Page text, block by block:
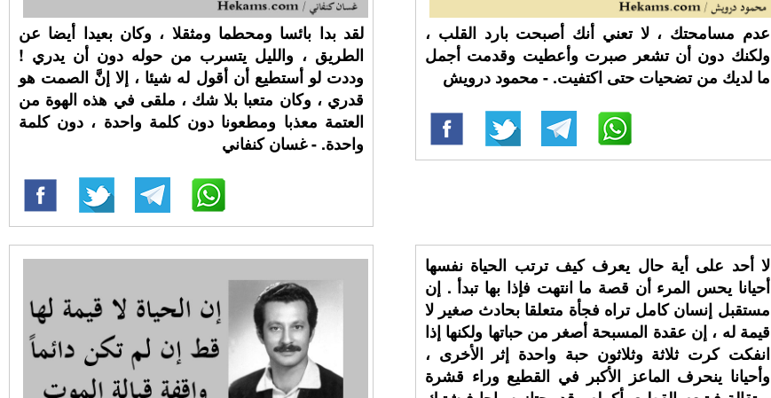
لقد بدا بائسا ومحطما ومثقلا ، وكان بعيدا أيضا عن
الطريق ، والليل يتسرب من حوله دون أن يدري !
وددت لو أستطيع أن أقول له شيئا ، إلا إنَّ الصمت هو
قدري ، وكان متعبا بلا شك ، ملقى في هذه الهوة من
العتمة معذبا ومطعونا دون كلمة واحدة ، دون كلمة
واحدة. - غسان كنفاني
عدم مسامحتك ، لا تعني أنك أصبحت بارد القلب ،
ولكنك دون أن تشعر صبرت وأعطيت وقدمت أجمل
ما لديك من تضحيات حتى اكتفيت. - محمود درويش
لا أحد على أية حال يعرف كيف ترتب الحياة نفسها
أحيانا يحس المرء أن قصة ما انتهت فإذا بها تبدأ . إن
مستقبل إنسان كامل تراه فجأة متعلقا بحادث صغير لا
قيمة له ، إن عقدة المسبحة أصغر من حباتها ولكنها إذا
انفكت كرت ثلاثة وثلاثون حبة واحدة إثر الأخرى ،
وأحيانا ينحرف الماعز الأكبر في القطيع وراء قشرة